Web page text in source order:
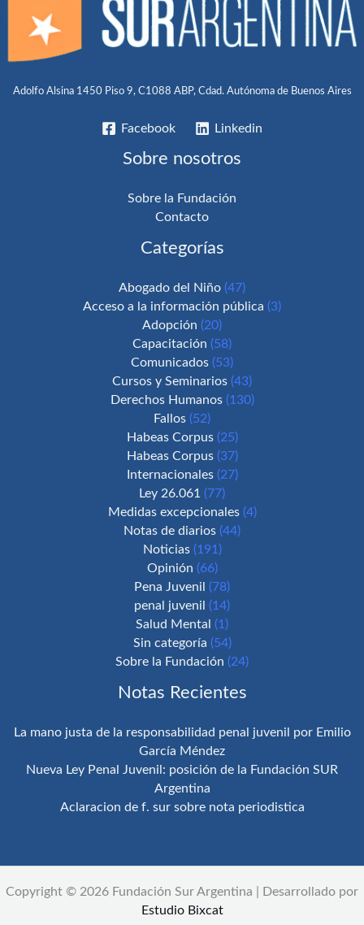
Adolfo Alsina 1450 Piso 9, C1088 ABP, Cdad. Autónoma de Buenos Aires
Facebook Linkedin
Sobre nosotros
Sobre la Fundación
Contacto
Categorías
Abogado del Niño (47)
Acceso a la información pública (3)
Adopción (20)
Capacitación (58)
Comunicados (53)
Cursos y Seminarios (43)
Derechos Humanos(130)
Fallos (52)
Habeas Corpus(25)
Habeas Corpus(37)
Internacionales(27)
Ley 26.061 (77)
Medidas excepcionales(4)
Notas de diarios (44)
Noticias(191)
Opinión (66)
Pena Juvenil (78)
penal juvenil (14)
Salud Mental (1)
Sin categoría (54)
Sobre la Fundación (24)
Notas Recientes
La mano justa de la responsabilidad penal juvenil por Emilio
García Méndez
Nueva Ley Penal Juvenil: posición de la Fundación SUR
Argentina
Aclaracion de f. sur sobre nota periodistica
Copyright © 2026 Fundación Sur Argentina | Desarrollado por
Estudio Bixcat